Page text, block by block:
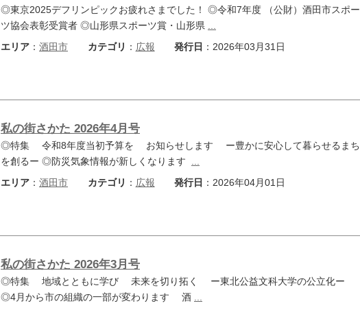
◎東京2025デフリンピックお疲れさまでした！ ◎令和7年度 （公財）酒田市スポー
ツ協会表彰受賞者 ◎山形県スポーツ賞・山形県
エリア ： 酒田市 カテゴリ ： 広報 発行日 ：2026年03月31日
私の街さかた 2026年4月号
◎特集 令和8年度当初予算を お知らせします ー豊かに安心して暮らせるまち
を創るー ◎防災気象情報が新しくなります
エリア ： 酒田市 カテゴリ ： 広報 発行日 ：2026年04月01日
私の街さかた 2026年3月号
◎特集 地域とともに学び 未来を切り拓く ー東北公益文科大学の公立化ー
◎4月から市の組織の一部が変わります 酒 ...